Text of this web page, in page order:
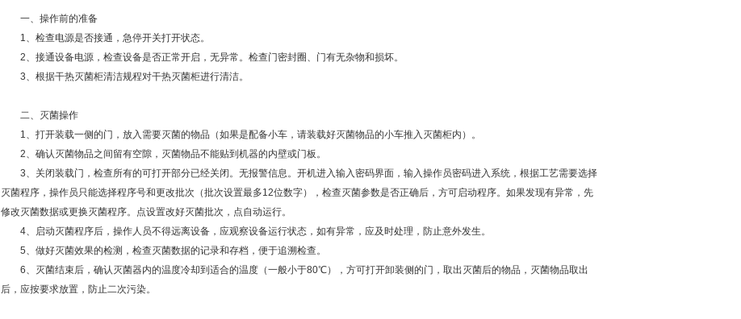
一、操作前的准备
1、检查电源是否接通，急停开关打开状态。
2、接通设备电源，检查设备是否正常开启，无异常。检查门密封圈、门有无杂物和损坏。
3、根据干热灭菌柜清洁规程对干热灭菌柜进行清洁。
二、灭菌操作
1、打开装载一侧的门，放入需要灭菌的物品（如果是配备小车，请装载好灭菌物品的小车推入灭菌柜内）。
2、确认灭菌物品之间留有空隙，灭菌物品不能贴到机器的内壁或门板。
3、关闭装载门，检查所有的可打开部分已经关闭。无报警信息。开机进入输入密码界面，输入操作员密码进入系统，根据工艺需要选择
灭菌程序，操作员只能选择程序号和更改批次（批次设置最多12位数字），检查灭菌参数是否正确后，方可启动程序。如果发现有异常，先
修改灭菌数据或更换灭菌程序。点设置改好灭菌批次，点自动运行。
4、启动灭菌程序后，操作人员不得远离设备，应观察设备运行状态，如有异常，应及时处理，防止意外发生。
5、做好灭菌效果的检测，检查灭菌数据的记录和存档，便于追溯检查。
6、灭菌结束后，确认灭菌器内的温度冷却到适合的温度（一般小于80℃），方可打开卸装侧的门，取出灭菌后的物品，灭菌物品取出
后，应按要求放置，防止二次污染。